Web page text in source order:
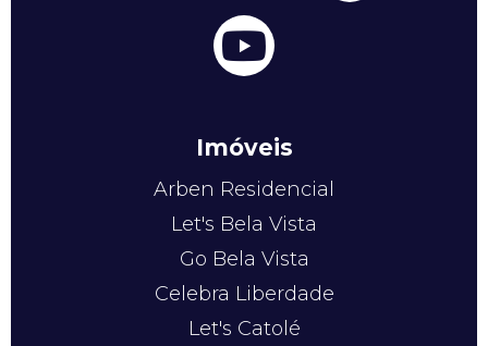
Imóveis
Arben Residencial
Let's Bela Vista
Go Bela Vista
Celebra Liberdade
Let's Catolé